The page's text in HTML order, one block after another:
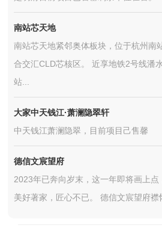
南站芯天地
南站芯天地紧邻奥体板块，位于杭州南
合交汇CLD芯核区。 近享地铁2号线潘
站...
大家中天钱江·萧澜隐翠轩
中天钱江萧澜隐翠，目前项目己售馨
德信文宸望府
2023年已奔向岁末，这一年即将画上点
美好著家，匠心不已。 德信文宸望府襟